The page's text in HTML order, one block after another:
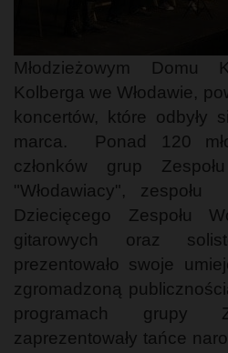
Młodzieżowym Domu
Kolberga we Włodawie,
koncertów, które odbyły
marca. Ponad 120
członków grup
"Włodawiacy",
Dziecięcego Zespołu
gitarowych oraz
prezentowało swoje
zgromadzoną
programach grupy
zaprezentowały tańce